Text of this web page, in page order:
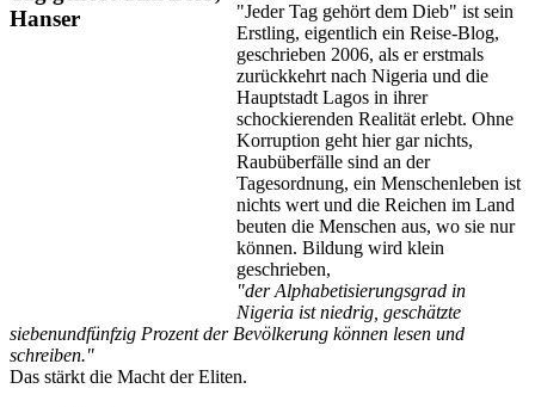
"Jeder Tag gehört dem Dieb" ist sein
Erstling, eigentlich ein Reise-Blog,
geschrieben 2006, als er erstmals
zurückkehrt nach Nigeria und die
Hauptstadt Lagos in ihrer
schockierenden Realität erlebt. Ohne
Korruption geht hier gar nichts,
Raubüberfälle sind an der
Tagesordnung, ein Menschenleben ist
nichts wert und die Reichen im Land
beuten die Menschen aus, wo sie nur
können. Bildung wird klein
geschrieben,
"der Alphabetisierungsgrad in
Nigeria ist niedrig, geschätzte
siebenundfünfzig Prozent der Bevölkerung können lesen und
schreiben."
Das stärkt die Macht der Eliten.